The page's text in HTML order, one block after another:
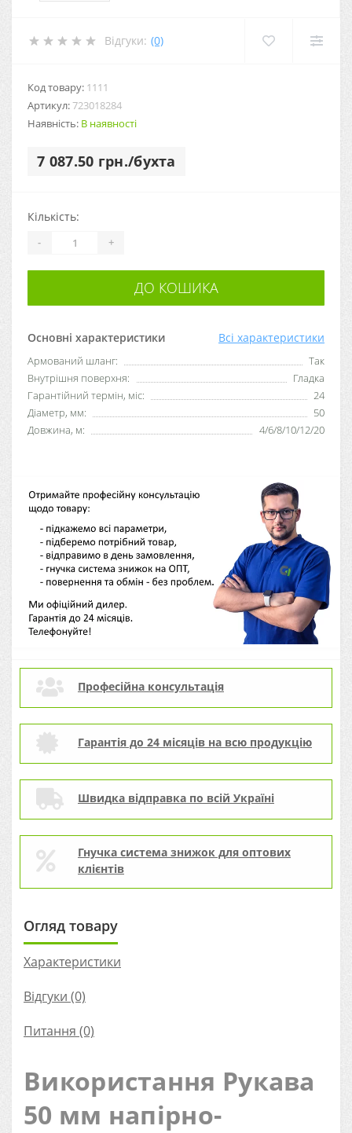
Відгуки: (0)
Код товару: 1111
Артикул:723018284
Наявність: В наявності
7 087.50 грн./бухта
Основні характеристики Всі характеристики
Армований шланг:
Так
Внутрішня поверхня:
Гладка
Гарантійний термін, міс:
24
Діаметр, мм:
50
Довжина, м:
4/6/8/10/12/20
Кількість:
- +
ДО КОШИКА
Професійна консультація
Гарантія до 24 місяців на всю продукцію
Швидка відправка по всій Україні
Гнучка система знижок для оптових
клієнтів
Огляд товару
Характеристики
Відгуки (0)
Питання (0)
Використання Рукава
50 мм напірно-